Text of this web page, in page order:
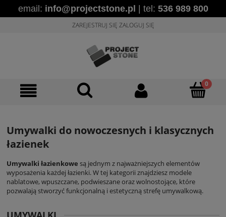
email: info@projectstone.pl | tel: 536 989 800
ZAREJESTRUJ SIĘ ZALOGUJ SIĘ
Umywalki do nowoczesnych i klasycznych
łazienek
Umywalki łazienkowe są jednym z najważniejszych elementów
wyposażenia każdej łazienki. W tej kategorii znajdziesz modele
nablatowe, wpuszczane, podwieszane oraz wolnostojące, które
pozwalają stworzyć funkcjonalną i estetyczną strefę umywalkową.